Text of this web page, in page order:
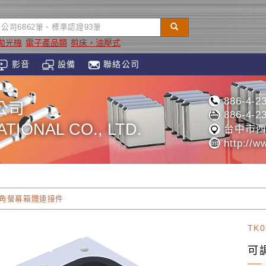
光機 電子產品類 剪床，油壓式
影音 設備 聯絡公司
司
CO., LTD.
886-4-
886-4-
台中市
http://
螢幕箱體連接件
可